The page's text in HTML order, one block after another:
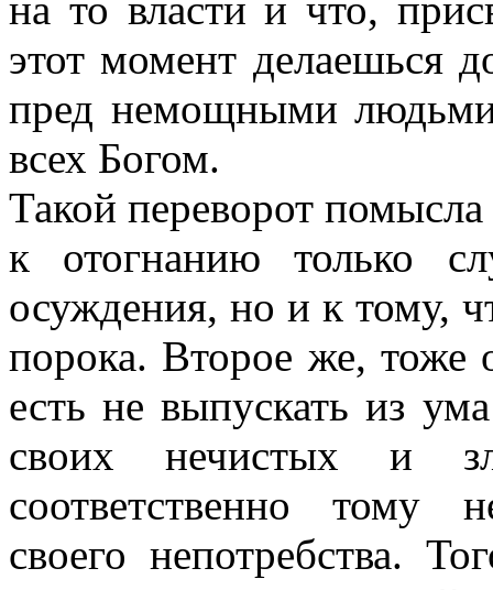
этот момент делаешься
пред немощными
всех Богом.
Такой переворот помысла
к отогнанию только
осуждения, но и к тому,
порока. Второе же, тоже
есть не выпускать из
своих нечистых и
соответственно тому
своего непотребства.